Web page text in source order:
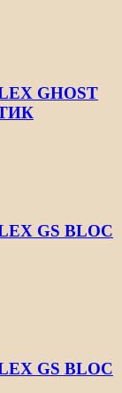
GHOST
GS BLOC
GS BLOC